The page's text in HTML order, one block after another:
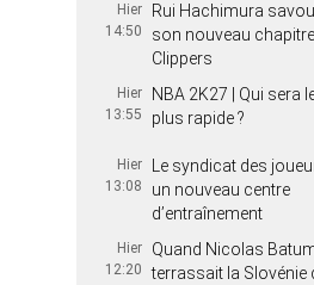
Hier
14:50
Rui Hachimura
son nouveau
Clippers
Hier
13:55
NBA 2K27 | Qui sera
plus rapide ?
Hier
13:08
Le syndicat des
un nouveau centre
d’entraînement
Hier
12:20
Quand Nicolas
terrassait la Slovénie